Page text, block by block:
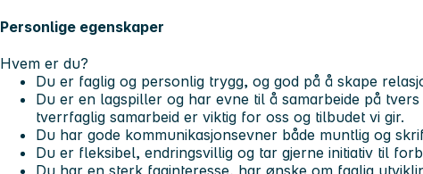
Personlige egenskaper
Hvem er du?
Du er faglig og personlig trygg, og god på å skape
Du er en lagspiller og har evne til å samarbeide på
tverrfaglig samarbeid er viktig for oss og tilbudet vi gir.
Du har gode kommunikasjonsevner både muntlig og
Du er fleksibel, endringsvillig og tar gjerne initiativ til
Du har en sterk faginteresse, har ønske om faglig